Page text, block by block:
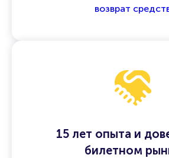
возврат
15 лет опыта и
билетном